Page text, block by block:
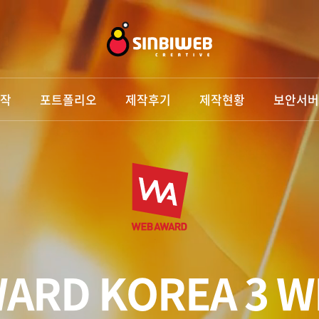
포트폴리오 제작후기 제작현황 보안서
KOREA3